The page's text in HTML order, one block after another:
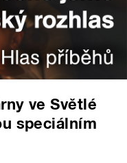
ve Světlé
speciálním